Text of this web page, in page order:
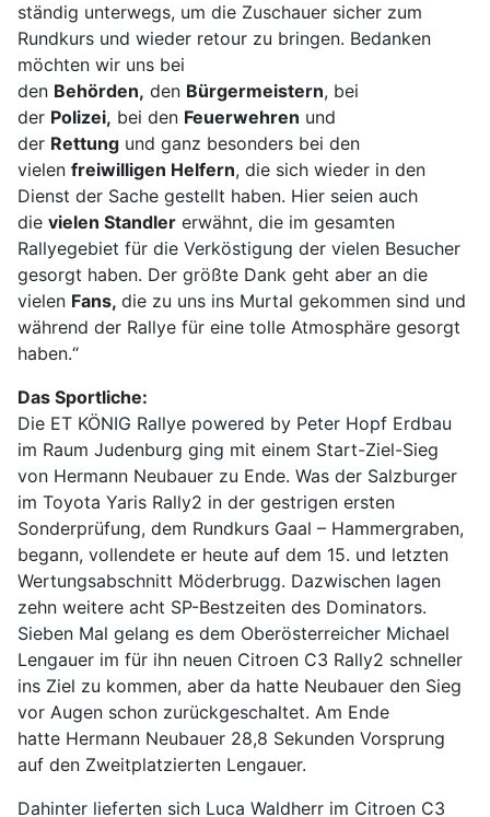
ständig unterwegs, um die Zuschauer sicher zum
Rundkurs und wieder retour zu bringen. Bedanken
möchten wir uns bei
den Behörden, den Bürgermeistern, bei
der Polizei, bei den Feuerwehren und
der Rettung und ganz besonders bei den
vielen freiwilligen Helfern, die sich wieder in den
Dienst der Sache gestellt haben. Hier seien auch
die vielen Standler erwähnt, die im gesamten
Rallyegebiet für die Verköstigung der vielen Besucher
gesorgt haben. Der größte Dank geht aber an die
vielen Fans, die zu uns ins Murtal gekommen sind und
während der Rallye für eine tolle Atmosphäre gesorgt
haben.“
Das Sportliche:
Die ET KÖNIG Rallye powered by Peter Hopf Erdbau
im Raum Judenburg ging mit einem Start-Ziel-Sieg
von Hermann Neubauer zu Ende. Was der Salzburger
im Toyota Yaris Rally2 in der gestrigen ersten
Sonderprüfung, dem Rundkurs Gaal – Hammergraben,
begann, vollendete er heute auf dem 15. und letzten
Wertungsabschnitt Möderbrugg. Dazwischen lagen
zehn weitere acht SP-Bestzeiten des Dominators.
Sieben Mal gelang es dem Oberösterreicher Michael
Lengauer im für ihn neuen Citroen C3 Rally2 schneller
ins Ziel zu kommen, aber da hatte Neubauer den Sieg
vor Augen schon zurückgeschaltet. Am Ende
hatte Hermann Neubauer 28,8 Sekunden Vorsprung
auf den Zweitplatzierten Lengauer.
Dahinter lieferten sich Luca Waldherr im Citroen C3